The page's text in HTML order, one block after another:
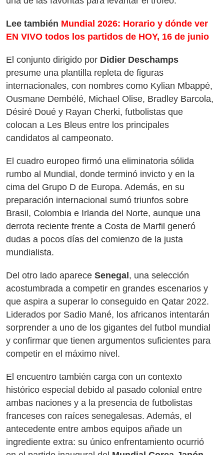
Lee también Mundial 2026: Horario y dónde ver
EN VIVO todos los partidos de HOY, 16 de junio
El conjunto dirigido por Didier Deschamps
presume una plantilla repleta de figuras
internacionales, con nombres como Kylian Mbappé,
Ousmane Dembélé, Michael Olise, Bradley Barcola,
Désiré Doué y Rayan Cherki, futbolistas que
colocan a Les Bleus entre los principales
candidatos al campeonato.
El cuadro europeo firmó una eliminatoria sólida
rumbo al Mundial, donde terminó invicto y en la
cima del Grupo D de Europa. Además, en su
preparación internacional sumó triunfos sobre
Brasil, Colombia e Irlanda del Norte, aunque una
derrota reciente frente a Costa de Marfil generó
dudas a pocos días del comienzo de la justa
mundialista.
Del otro lado aparece Senegal , una selección
acostumbrada a competir en grandes escenarios y
que aspira a superar lo conseguido en Qatar 2022.
Liderados por Sadio Mané, los africanos intentarán
sorprender a uno de los gigantes del futbol mundial
y confirmar que tienen argumentos suficientes para
competir en el máximo nivel.
El encuentro también carga con un contexto
histórico especial debido al pasado colonial entre
ambas naciones y a la presencia de futbolistas
franceses con raíces senegalesas. Además, el
antecedente entre ambos equipos añade un
ingrediente extra: su único enfrentamiento ocurrió